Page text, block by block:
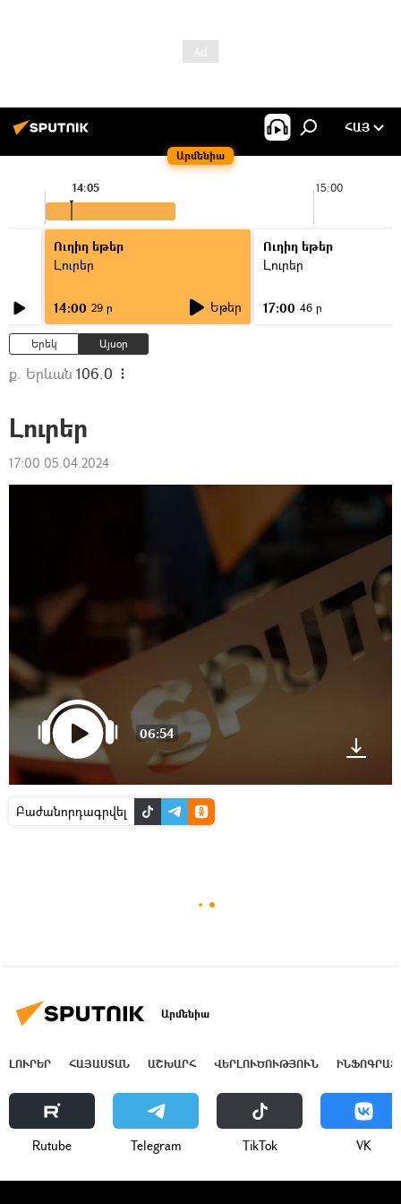
Արմենիա
ՀԱՅ
15:00
14:05
Ուղիղ եթեր
Լուրեր
14:00 29 ր Եթեր
Ուղիղ եթեր
Լուրեր
17:00 46 ր
Երեկ Այսօր
ք. Երևան 106.0
Լուրեր
17:00 05.04.2024
06:54
Բաժանորդագրվել
Արմենիա
ԼՈՒՐԵՐ ՀԱՅԱՍՏԱՆ ԱՇԽԱՐՀ ՎԵՐԼՈՒԾՈՒԹՅՈՒՆ
Rutube Telegram ТikТоk VK